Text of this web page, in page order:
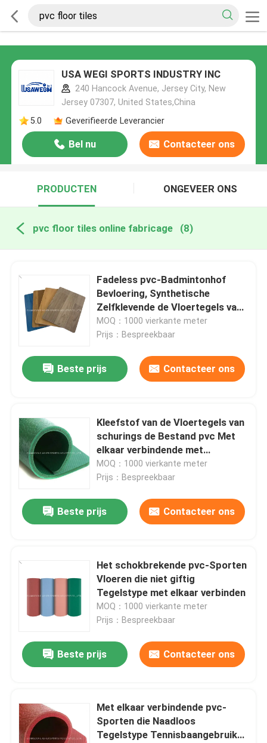
USA WEGI SPORTS INDUSTRY INC
240 Hancock Avenue, Jersey City, New
Jersey 07307, United States,China
5.0
Geverifieerde Leverancier
Bel nu Contacteer ons
PRODUCTEN ONGEVEER ONS
pvc floor tiles online fabricage (8)
Fadeless pvc-Badmintonhof
Bevloering, Synthetische
Zelfklevende de Vloertegels van
pvc
MOQ：1000 vierkante meter
Prijs：Bespreekbaar
Beste prijs Contacteer ons
Kleefstof van de Vloertegels van
schurings de Bestand pvc Met
elkaar verbindende met
Beschermingsblad
MOQ：1000 vierkante meter
Prijs：Bespreekbaar
Beste prijs Contacteer ons
Het schokbrekende pvc-Sporten
Vloeren die niet giftig
Tegelstype met elkaar verbinden
MOQ：1000 vierkante meter
Prijs：Bespreekbaar
Beste prijs Contacteer ons
Met elkaar verbindende pvc-
Sporten die Naadloos
Tegelstype Tennisbaangebruik